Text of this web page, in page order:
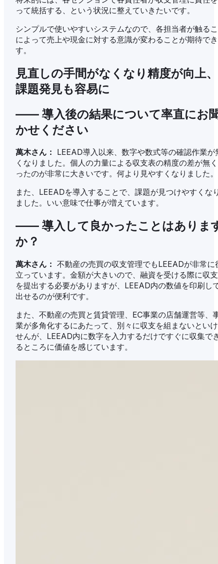
って統括する、という状況に整えていきたいです。
シンプルで使いやすいシステムなので、各担当者が触る
によって売上や現金に対する意識が変わることが期待で
す。
見直しの手間がなくなり精度が向上、
課題発見も容易に
—— 導入後の結果について率直にお
かせください
萬木さん： LEEAD導入以来、数字や数式等の確認作業が
くなりました。個人の力量による収支表の精度の差が無
ったのが非常に大きいです。何より見やすくなりました。
また、LEEADを導入することで、課題が見つけやすくな
ました。いい意味で仕事が増えています。
—— 導入して良かったことはありま
か？
萬木さん： 不動産の売買の収支管理でもLEEADが非常に
立っています。金額が大きいので、融資を受ける際に収
を提出する必要がありますが、LEEAD内の数値を印刷し
出せるのが便利です。
また、不動産の売買と賃貸管理、EC事業の店舗運営等、
業が多角化するにあたって、別々に収支を組まないとい
せんが、LEEAD内に数字を入力するだけですぐに収集で
るところに価値を感じています。